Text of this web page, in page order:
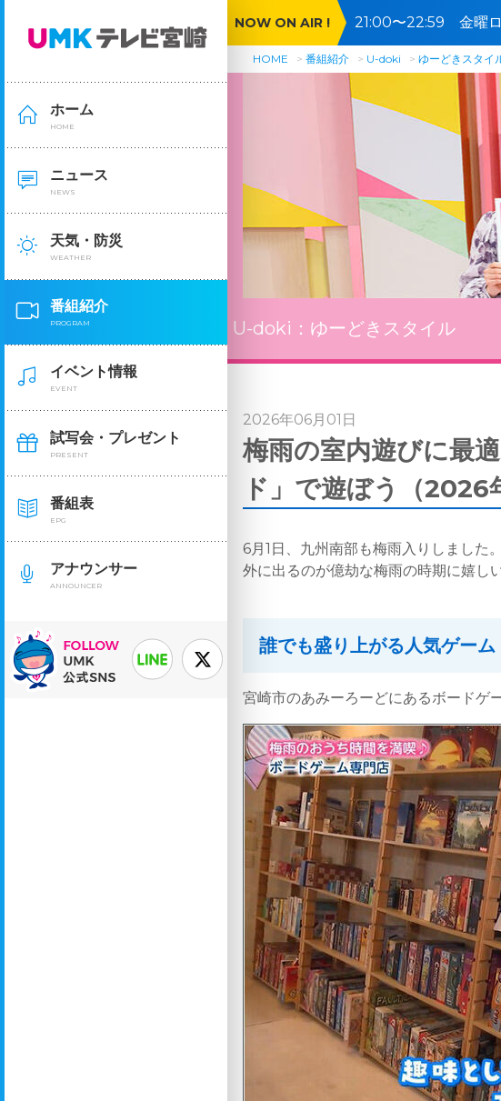
ホーム
HOME
ニュース
NEWS
天気・防災
WEATHER
番組紹介
PROGRAM
イベント情報
EVENT
試写会・プレゼント
PRESENT
番組表
EPG
アナウンサー
ANNOUNCER
NOW ON AIR !
21:00〜22:59 金曜ロ
🈕🈓
HOME 番組紹介 U-doki ゆーどきスタイ
U-doki： ゆーどきスタイル
2026年06月01日
梅雨の室内遊びに最
ド」で遊ぼう（2026
6月1日、九州南部も梅雨入りしました。
外に出るのが億劫な梅雨の時期に嬉し
誰でも盛り上がる人気ゲーム
宮崎市のあみーろーどにあるボードゲ